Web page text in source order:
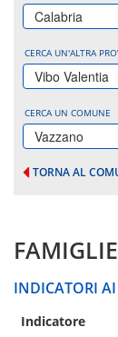
Calabria
CERCA UN'ALTRA
Vibo Valentia
CERCA UN COMUNE
Vazzano
TORNA AL
FAMIGLIE
INDICATORI
Indicatore